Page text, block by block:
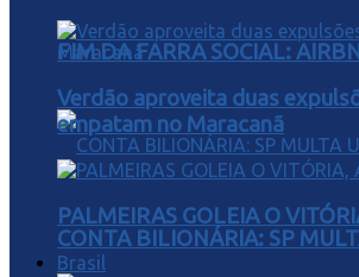
FIM DA FARRA SOCIAL:
CONTA BILIONÁRIA: SP
Verdão aproveita duas
empatam no Maracanã
PALMEIRAS GOLEIA O
Brasil